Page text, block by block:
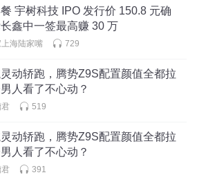
宇树科技 IPO 发行价 150.8 元确
鑫中一签最高赚 30 万
海陆家嘴 729
动轿跑，腾势Z9S配置颜值全都拉
人看了不心动？
519
动轿跑，腾势Z9S配置颜值全都拉
人看了不心动？
391